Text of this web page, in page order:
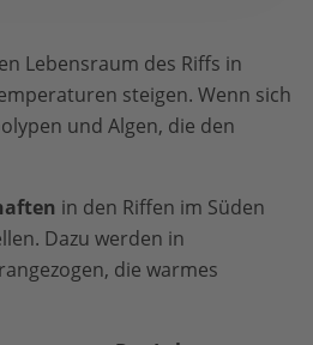
Lebensraum des Riffs in
steigen. Wenn sich
und Algen, die den
in den Riffen im Süden
Dazu werden in
die warmes